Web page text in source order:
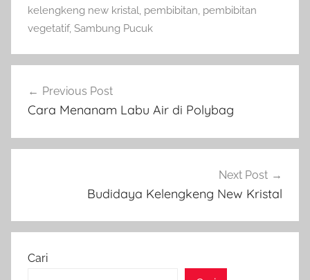
kelengkeng new kristal, pembibitan, pembibitan
vegetatif, Sambung Pucuk
pos
Previous Post
Cara Menanam Labu Air di Polybag
Next Post
Budidaya Kelengkeng New Kristal
Cari